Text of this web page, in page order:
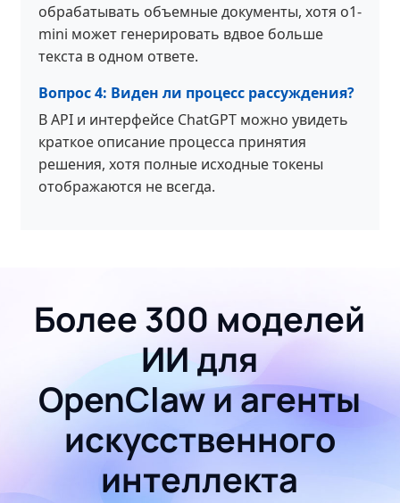
обрабатывать объемные документы, хотя o1-
mini может генерировать вдвое больше
текста в одном ответе.
Вопрос 4: Виден ли процесс рассуждения?
В API и интерфейсе ChatGPT можно увидеть
краткое описание процесса принятия
решения, хотя полные исходные токены
отображаются не всегда.
Более 300 моделей
ИИ для
OpenClaw и агенты
искусственного
интеллекта